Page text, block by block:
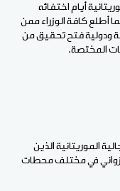
أيام اختفائه
أطلع كافة الوزراء ممن
ودولية فتح تحقيق من
المختصة.
الموريتانية الذين
في مختلف محطات